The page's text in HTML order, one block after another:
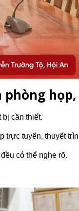
cần thiết.
trực tuyến, thuyết
có thể nghe rõ.